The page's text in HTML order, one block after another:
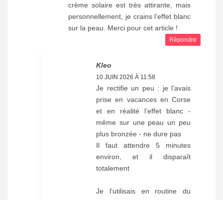
crème solaire est très attirante, mais
personnellement, je crains l’effet blanc
sur la peau. Merci pour cet article !
Répondre
Kleo
10 JUIN 2026 À 11:58
Je rectifie un peu : je l’avais
prise en vacances en Corse
et en réalité l’effet blanc -
même sur une peau un peu
plus bronzée - ne dure pas
Il faut attendre 5 minutes
environ, et il disparaît
totalement
Je l’utilisais en routine du